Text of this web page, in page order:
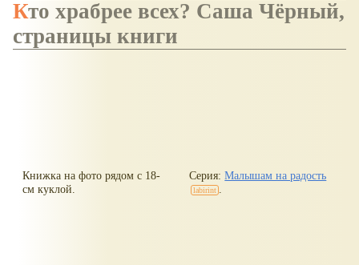
Кто храбрее всех? Саша Чёрный,
страницы книги
Книжка на фото рядом с 18-
см куклой.
Серия:Малышам на радость
.